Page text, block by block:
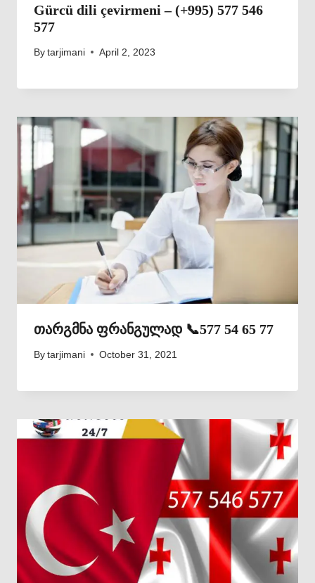
Gürcü dili çevirmeni – (+995) 577 546
577
By tarjimani April 2, 2023
თარგმნა ფრანგულად 📞577 54 65 77
By tarjimani October 31, 2021